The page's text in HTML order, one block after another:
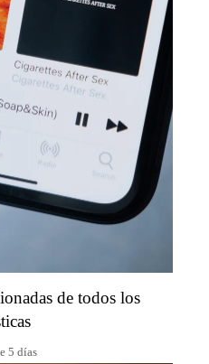
de todos los
5 días